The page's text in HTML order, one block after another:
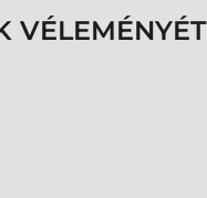
VÉLEMÉNYÉT